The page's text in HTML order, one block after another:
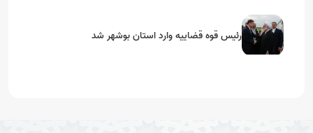
رئیس قوه قضاییه وارد استان بوشهر شد